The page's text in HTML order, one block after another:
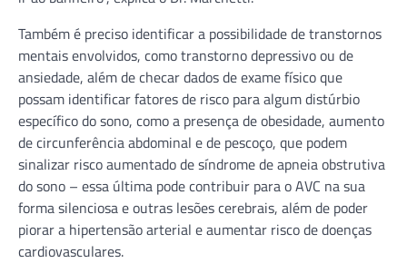
Também é preciso identificar a possibilidade de transtornos
mentais envolvidos, como transtorno depressivo ou de
ansiedade, além de checar dados de exame físico que
possam identificar fatores de risco para algum distúrbio
específico do sono, como a presença de obesidade, aumento
de circunferência abdominal e de pescoço, que podem
sinalizar risco aumentado de síndrome de apneia obstrutiva
do sono – essa última pode contribuir para o AVC na sua
forma silenciosa e outras lesões cerebrais, além de poder
piorar a hipertensão arterial e aumentar risco de doenças
cardiovasculares.